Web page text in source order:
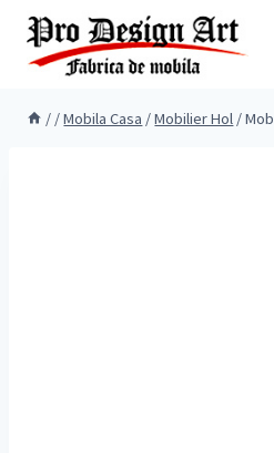
Skip
content
/ /Mobila Casa /Mobilier Hol /